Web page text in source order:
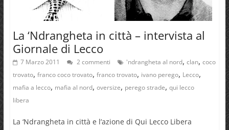
La ‘Ndrangheta in città – intervista al
Giornale di Lecco
7 Marzo 2011 2 commenti 'ndrangheta al nord, clan, coco
trovato, franco coco trovato, franco trovato, ivano perego, Lecco,
mafia a lecco, mafia al nord, oversize, perego strade, qui lecco
libera
La ‘Ndrangheta in città e l’azione di Qui Lecco Libera